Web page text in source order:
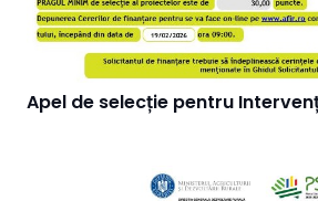
Apel de selecție pentru